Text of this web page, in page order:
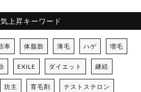
気上昇キーワード
率 体脂肪 薄毛 ハゲ 増毛
EXILE ダイエット 継続
坊主 育毛剤 テストステロン